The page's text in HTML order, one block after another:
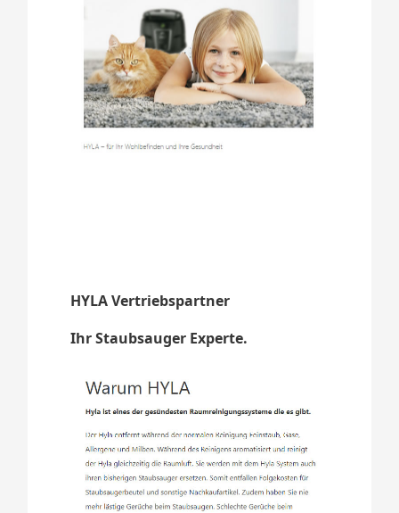
HYLA Vertriebspartner
Ihr Staubsauger Experte.